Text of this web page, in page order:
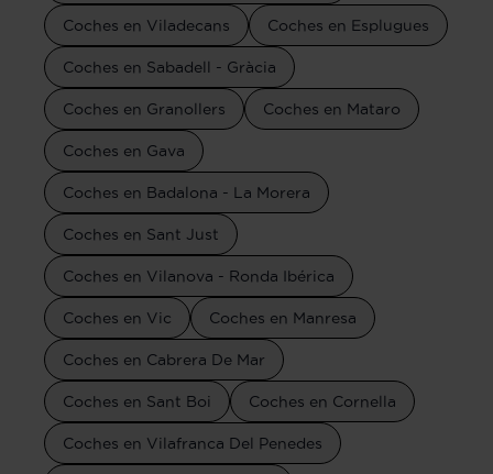
Coches en Viladecans Coches en Esplugues
Coches en Sabadell - Gràcia
Coches en Granollers Coches en Mataro
Coches en Gava
Coches en Badalona - La Morera
Coches en Sant Just
Coches en Vilanova - Ronda Ibérica
Coches en Vic Coches en Manresa
Coches en Cabrera De Mar
Coches en Sant Boi Coches en Cornella
Coches en Vilafranca Del Penedes